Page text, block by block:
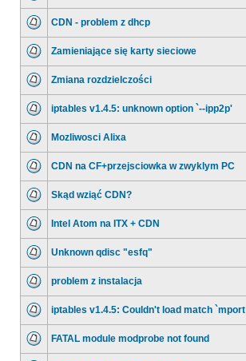
CDN - problem z dhcp
Zamieniające się karty sieciowe
Zmiana rozdzielczości
iptables v1.4.5: unknown option `--ipp2p'
Mozliwosci Alixa
CDN na CF+przejsciowka w zwyklym PC
Skąd wziąć CDN?
Intel Atom na ITX + CDN
Unknown qdisc "esfq"
problem z instalacja
iptables v1.4.5: Couldn't load match `mport
FATAL module modprobe not found